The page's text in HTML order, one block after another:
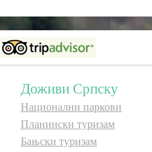
Доживи Српску
Национални паркови
Планински туризам
Бањски туризам